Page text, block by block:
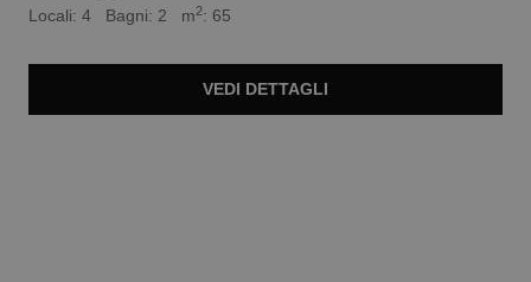
Locali: 4 Bagni: 2 m2: 65
VEDI DETTAGLI